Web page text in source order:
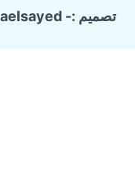
تصميم :- monaelsayed